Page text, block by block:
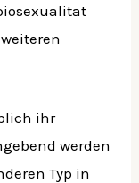
ihr
werden
Typ in